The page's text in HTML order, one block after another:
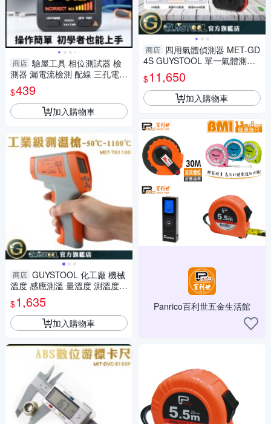
商店 驗屋工具 相位測試器 檢
測器 漏電流檢測 配線 三孔電源
座 AC11 家用配線 火線地線中
線 電工 工業
$439
加入購物車
商店 GUYSTOOL 化工廠 機械
溫度 感應測溫 量溫度 測溫度
溫度槍 MET-TG1100 測溫槍
工業用
$1,635
加入購物車
商店 四用氣體偵測器 MET-GD
4S GUYSTOOL 單一氣體測量
氣體偵測器 可燃氣體 一氧化碳
偵測器 CE認證
$11,650
加入購物車
Panrico百利世五金生活館